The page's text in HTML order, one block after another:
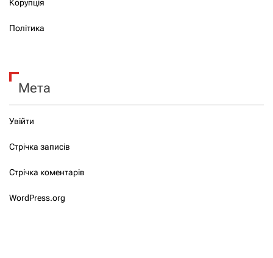
Корупція
Політика
Мета
Увійти
Стрічка записів
Стрічка коментарів
WordPress.org